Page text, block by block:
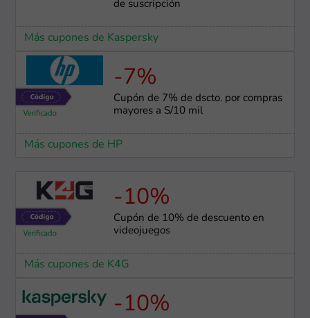
de suscripción
Más cupones de Kaspersky
-7%
Cupón de 7% de dscto. por compras
mayores a S/10 mil
Más cupones de HP
-10%
Cupón de 10% de descuento en
videojuegos
Más cupones de K4G
-10%